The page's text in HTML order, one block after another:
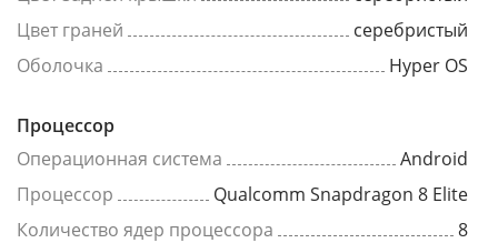
Цвет граней
серебристый
Оболочка
Hyper OS
Процессор
Операционная система
Android
Процессор
Qualcomm Snapdragon 8 Elite
Количество ядер процессора
8